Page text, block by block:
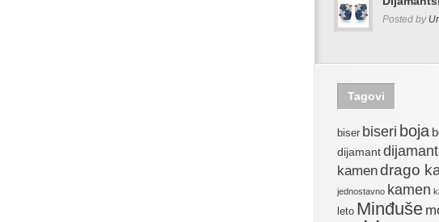
Posted by
Tagovi
biser biseri boja
dijamant
kamendrago
jednostavno kamen
leto Minđuše